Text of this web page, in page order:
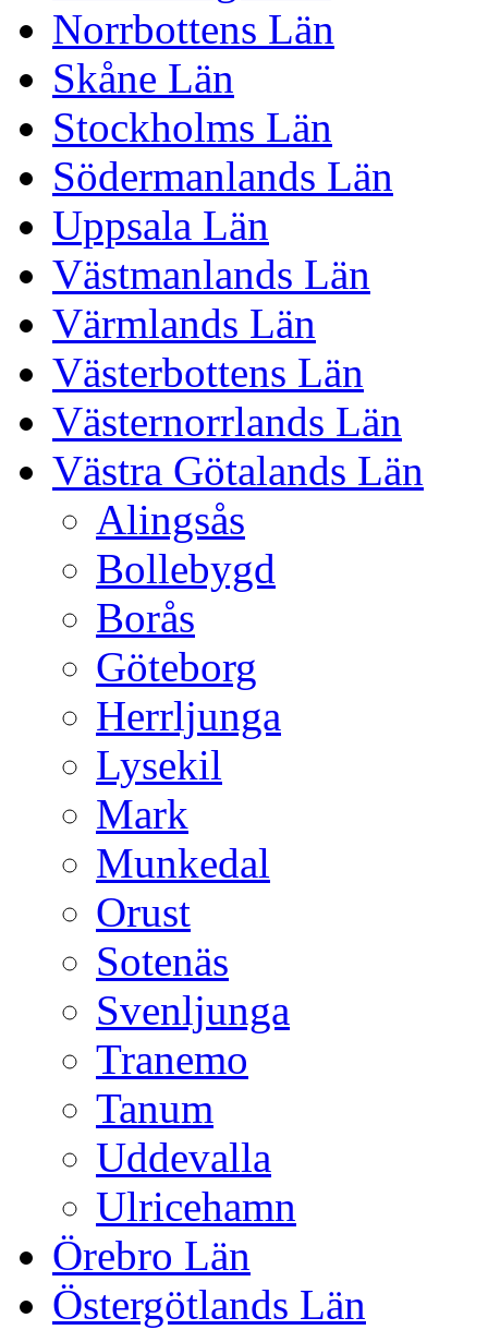
Norrbottens Län
Skåne Län
Stockholms Län
Södermanlands Län
Uppsala Län
Västmanlands Län
Värmlands Län
Västerbottens Län
Västernorrlands Län
Västra Götalands Län
Alingsås
Bollebygd
Borås
Göteborg
Herrljunga
Lysekil
Mark
Munkedal
Orust
Sotenäs
Svenljunga
Tranemo
Tanum
Uddevalla
Ulricehamn
Örebro Län
Östergötlands Län